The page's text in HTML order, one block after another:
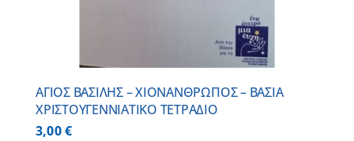
ΑΓΙΟΣ ΒΑΣΙΛΗΣ – ΧΙΟΝΑΝΘΡΩΠΟΣ – ΒΑΣΙΑ
ΧΡΙΣΤΟΥΓΕΝΝΙΑΤΙΚΟ ΤΕΤΡΑΔΙΟ
3,00€